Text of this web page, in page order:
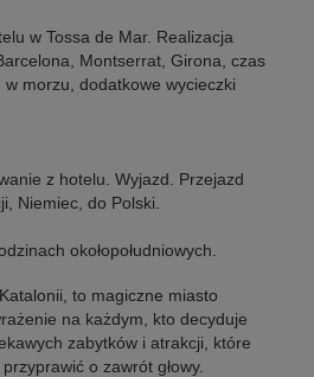
w Tossa de Mar. Realizacja
Montserrat, Girona, czas
morzu, dodatkowe wycieczki
z hotelu. Wyjazd. Przejazd
Niemiec, do Polski.
okołopołudniowych.
to magiczne miasto
na każdym, kto decyduje
zabytków i atrakcji, które
o zawrót głowy.